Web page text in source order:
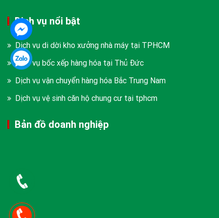
Dịch vụ nổi bật
Dịch vụ di dời kho xưởng nhà máy tại TPHCM
Dịch vụ bốc xếp hàng hóa tại Thủ Đức
Dịch vụ vận chuyển hàng hóa Bắc Trung Nam
Dịch vụ vệ sinh căn hộ chung cư tại tphcm
Bản đồ doanh nghiệp